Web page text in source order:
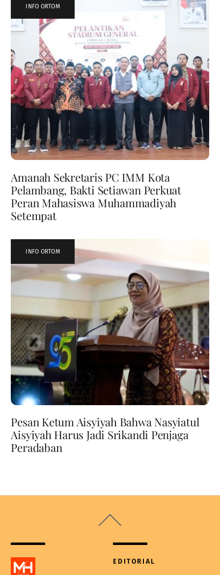
INFO ORTOM
Amanah Sekretaris PC IMM Kota
Pelambang, Bakti Setiawan Perkuat
Peran Mahasiswa Muhammadiyah
Setempat
INFO ORTOM
Pesan Ketum Aisyiyah Bahwa Nasyiatul
Aisyiyah Harus Jadi Srikandi Penjaga
Peradaban
To
EDITORIAL